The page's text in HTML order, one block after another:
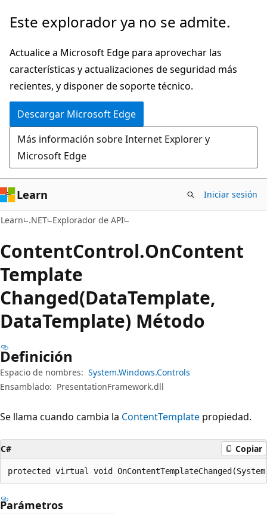
Ir
contenido
principal
Ir
la
navegación
en
la
página
Este explorador ya no se admite.
Actualice a Microsoft Edge para aprovechar las
características y actualizaciones de seguridad más
recientes, y disponer de soporte técnico.
Descargar Microsoft Edge
Más información sobre Internet Explorer y
Microsoft Edge
Learn Iniciar sesión
Learn .NET Explorador de API
ContentControl.OnContent
Template
Changed(DataTemplate,
DataTemplate) Método
Definición
Espacio de nombres: System.Windows.Controls
Ensamblado: PresentationFramework.dll
Se llama cuando cambia la ContentTemplate propiedad.
C# Copiar
protected virtual void
Parámetros